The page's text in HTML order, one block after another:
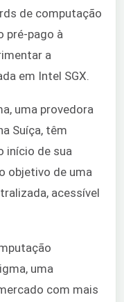
de computação
pré-pago à
a
em Intel SGX.
uma provedora
Suíça, têm
início de sua
objetivo de uma
acessível
uma
com mais